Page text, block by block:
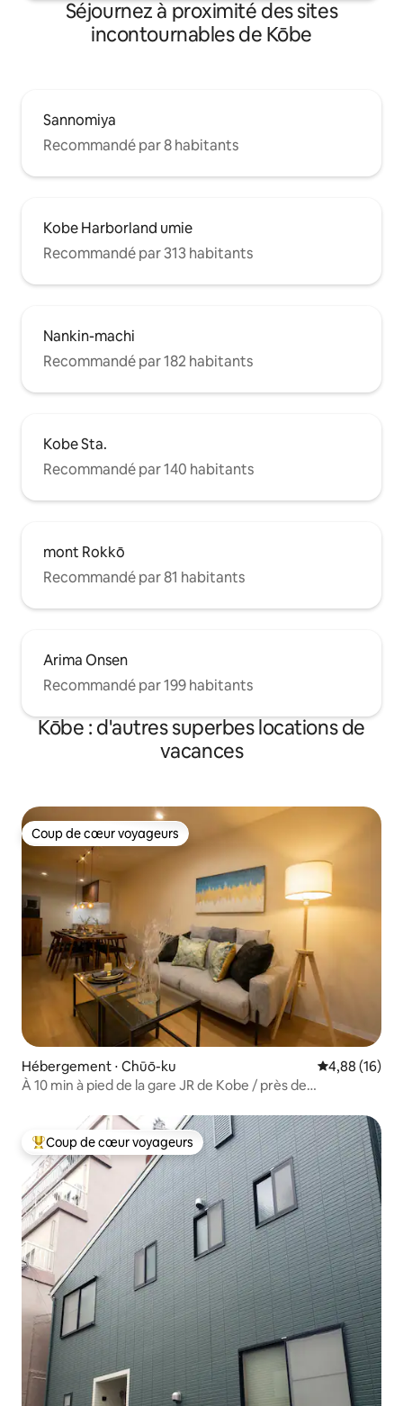
spéciale à Kobe
Séjournez à proximité des sites
incontournables de Kōbe
Sannomiya
Recommandé par 8 habitants
Kobe Harborland umie
Recommandé par 313 habitants
Nankin-machi
Recommandé par 182 habitants
Kobe Sta.
Recommandé par 140 habitants
mont Rokkō
Recommandé par 81 habitants
Arima Onsen
Recommandé par 199 habitants
Kōbe : d'autres superbes locations de
vacances
Coup de cœur voyageurs
Coup de cœur voyageurs
Hébergement ⋅ Chūō-ku Évaluation
4,88 (16)
À 10 min à pied de la gare JR de Kobe / près de
Coups de cœur voyageurs les plus appréciés
Coup de cœur voyageurs